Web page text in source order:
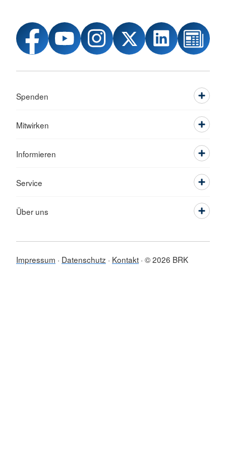
Spenden
Mitwirken
Informieren
Service
Über uns
Impressum Datenschutz Kontakt © 2026 BRK